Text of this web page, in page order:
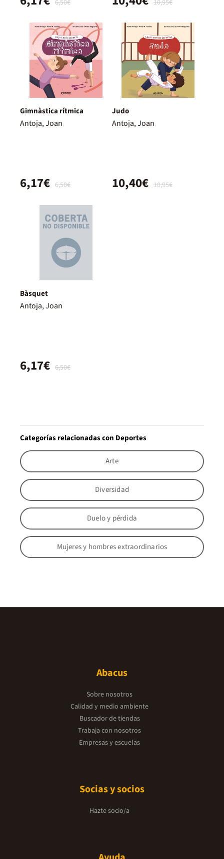
6,50€ 10,95€
Gimnàstica rítmica
Antoja, Joan
6,50€
6,17€
Judo
Antoja, Joan
10,95€
10,40€
Bàsquet
Antoja, Joan
6,50€
6,17€
Categorías relacionadas con Deportes
Arte
Diversidad
Duelo y pérdida
Mujeres y hombres extraordinarios
Abacus
Sobre nosotros
Calidad y medio ambiente
Buscador de tiendas
Trabaja con nosotros
Empresas y escuelas
Socias y socios
Hazte socio/a